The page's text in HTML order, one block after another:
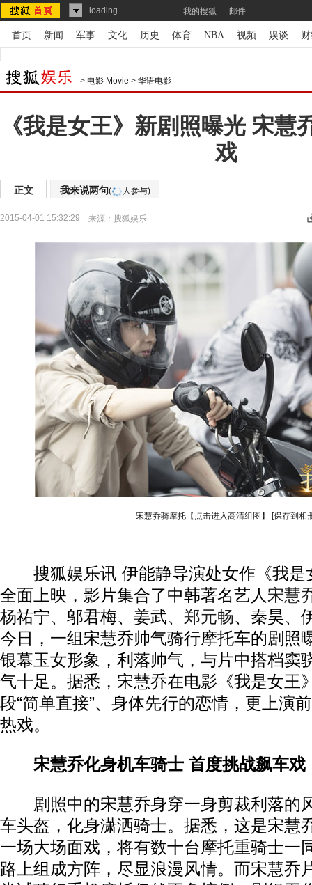
loading... 我的搜狐 邮件
首页 - 新闻 - 军事 - 文化 - 历史 - 体育 - NBA - 视频 - 娱谈 -
> 电影 Movie > 华语电影
《我是女王》新剧照曝光 宋慧
戏
正文 我来说两句( 人参与)
2015-04-01 15:32:29 来源： 搜狐娱乐
宋慧乔骑摩托【点击进入高清组图】 [保存到相
搜狐娱乐讯 伊能静导演处女作《我是
全面上映，影片集合了中韩著名艺人 宋慧
杨祐宁、邬君梅、姜武、 郑元畅、秦昊、
今日，一组宋慧乔帅气骑行摩托车的剧照
银幕玉女形象，利落帅气，与片中搭档窦
气十足。据悉，宋慧乔在电影《我是女王
段“简单直接”、身体先行的恋情，更上演
热戏。
宋慧乔化身机车骑士 首度挑战飙车戏
剧照中的宋慧乔身穿一身剪裁利落的
车头盔，化身潇洒骑士。据悉，这是宋慧
一场大场面戏，将有数十台摩托重骑士一
路上组成方阵，尽显浪漫风情。而宋慧乔